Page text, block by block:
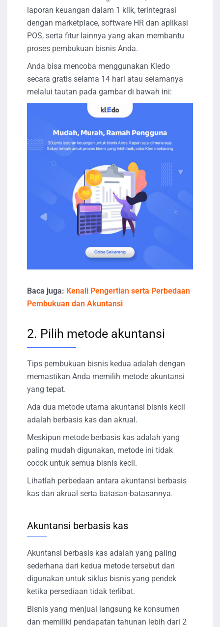
laporan keuangan dalam 1 klik, terintegrasi
dengan marketplace, software HR dan aplikasi
POS, serta fitur lainnya yang akan membantu
proses pembukuan bisnis Anda.
Anda bisa mencoba menggunakan Kledo
secara gratis selama 14 hari atau selamanya
melalui tautan pada gambar di bawah ini:
Baca juga: Kenali Pengertian serta Perbedaan
Pembukuan dan Akuntansi
2. Pilih metode akuntansi
Tips pembukuan bisnis kedua adalah dengan
memastikan Anda memilih metode akuntansi
yang tepat.
Ada dua metode utama akuntansi bisnis kecil
adalah berbasis kas dan akrual.
Meskipun metode berbasis kas adalah yang
paling mudah digunakan, metode ini tidak
cocok untuk semua bisnis kecil.
Lihatlah perbedaan antara akuntansi berbasis
kas dan akrual serta batasan-batasannya.
Akuntansi berbasis kas
Akuntansi berbasis kas adalah yang paling
sederhana dari kedua metode tersebut dan
digunakan untuk siklus bisnis yang pendek
ketika persediaan tidak terlibat.
Bisnis yang menjual langsung ke konsumen
dan memiliki pendapatan tahunan lebih dari 2